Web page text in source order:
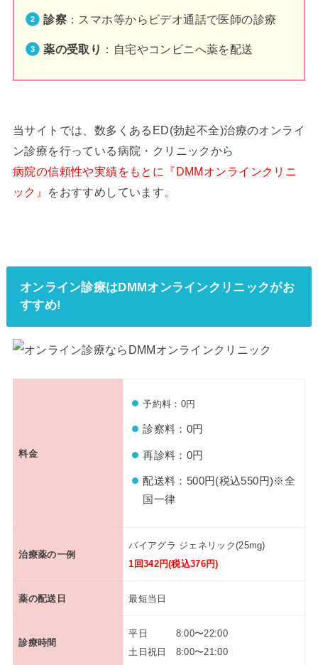
診察 ：スマホ等からビデオ通話で医師の診療
薬の受取り ：自宅やコンビニへ薬を配送
当サイトでは、数多くあるED(勃起不全)治療のオンライ
ン診療を行っている病院・クリニックから
病院の信頼性や実績をもとに『DMMオンラインクリニ
ック』
をおすすめしています。
オンライン診療はDMMオンラインクリニックがお
すすめ!
料金
予約料：0円
診察料：0円
再診料：0円
配送料：500円(税込550円)※全
国一律
治療薬の一例
バイアグラ ジェネリック(25mg)
1回342円(税込376円)
薬の配送日 最短当日
診療時間
平日 8:00〜22:00
土日祝日 8:00〜21:00